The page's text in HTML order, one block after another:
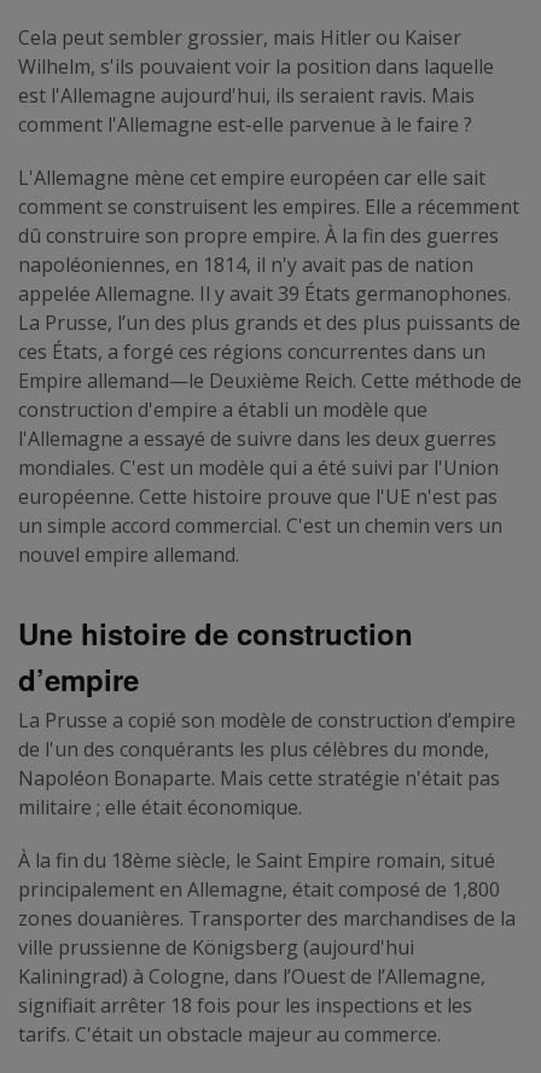
Cela peut sembler grossier, mais Hitler ou Kaiser
Wilhelm, s'ils pouvaient voir la position dans laquelle
est l'Allemagne aujourd'hui, ils seraient ravis. Mais
comment l'Allemagne est-elle parvenue à le faire ?
L'Allemagne mène cet empire européen car elle sait
comment se construisent les empires. Elle a récemment
dû construire son propre empire. À la fin des guerres
napoléoniennes, en 1814, il n'y avait pas de nation
appelée Allemagne. Il y avait 39 États germanophones.
La Prusse, l’un des plus grands et des plus puissants de
ces États, a forgé ces régions concurrentes dans un
Empire allemand—le Deuxième Reich. Cette méthode de
construction d'empire a établi un modèle que
l'Allemagne a essayé de suivre dans les deux guerres
mondiales. C'est un modèle qui a été suivi par l'Union
européenne. Cette histoire prouve que l'UE n'est pas
un simple accord commercial. C'est un chemin vers un
nouvel empire allemand.
Une histoire de construction
d’empire
La Prusse a copié son modèle de construction d’empire
de l'un des conquérants les plus célèbres du monde,
Napoléon Bonaparte. Mais cette stratégie n'était pas
militaire ; elle était économique.
À la fin du 18ème siècle, le Saint Empire romain, situé
principalement en Allemagne, était composé de 1,800
zones douanières. Transporter des marchandises de la
ville prussienne de Königsberg (aujourd'hui
Kaliningrad) à Cologne, dans l’Ouest de l’Allemagne,
signifiait arrêter 18 fois pour les inspections et les
tarifs. C'était un obstacle majeur au commerce.